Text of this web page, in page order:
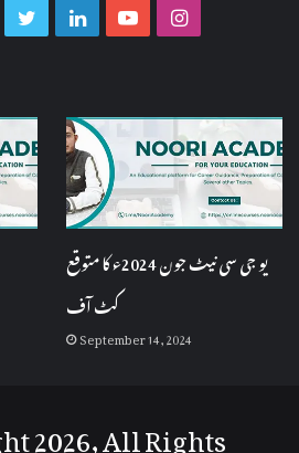
یو جی سی نیٹ جون 2024ء کا متوقع
کٹ آف
September 14, 2024
2026, All Rights